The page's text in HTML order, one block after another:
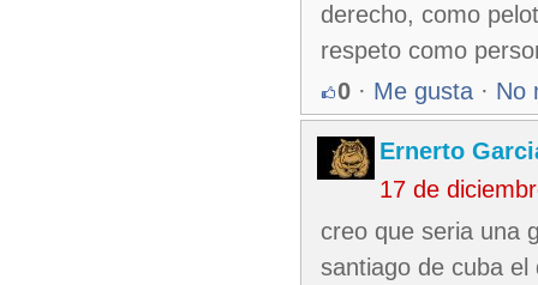
derecho, como
respeto como
0 · Me gusta · No
Ernerto
17 de
creo que seria una
santiago de cuba